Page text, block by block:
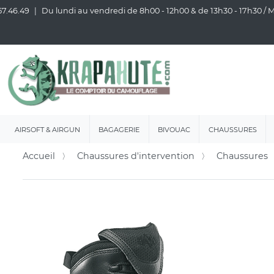
Du lundi au vendredi de 8h00 - 12h00 & de 13h30 - 17h30
AIRSOFT & AIRGUN BAGAGERIE BIVOUAC CHAUSSURES
Accueil Chaussures d'intervention Chaussures